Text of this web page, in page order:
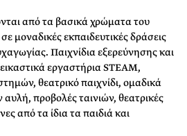
από τα βασικά χρώματα του
μοναδικές εκπαιδευτικές δράσεις
Παιχνίδια εξερεύνησης και
εργαστήρια STEAM,
θεατρικό παιχνίδι, ομαδικά
αυλή, προβολές ταινιών, θεατρικές
από τα ίδια τα παιδιά και